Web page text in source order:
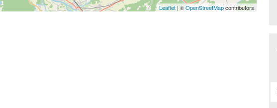
Leaflet| ©OpenStreetMapcontributors